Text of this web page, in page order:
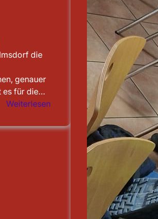
die
genauer
es für die…
Weiterlesen:
von
Jugendflamme
Jugendleistungsprüfung